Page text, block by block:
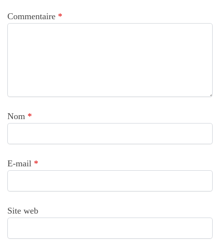
Commentaire *
Nom *
E-mail *
Site web